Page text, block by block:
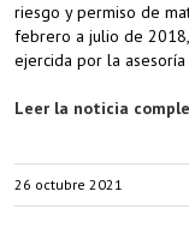
riesgo y permiso de
febrero a julio de
ejercida por la asesoría
Leer la noticia
26 octubre 2021